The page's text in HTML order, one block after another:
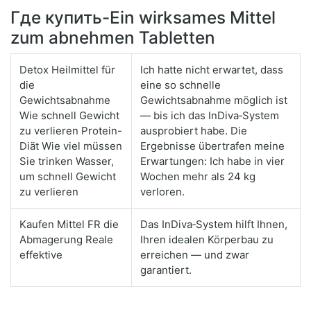
Где купить-Ein wirksames Mittel
zum abnehmen Tabletten
Detox Heilmittel für
die
Gewichtsabnahme
Wie schnell Gewicht
zu verlieren Protein-
Diät Wie viel müssen
Sie trinken Wasser,
um schnell Gewicht
zu verlieren
Ich hatte nicht erwartet, dass
eine so schnelle
Gewichtsabnahme möglich ist
— bis ich das InDiva‑System
ausprobiert habe. Die
Ergebnisse übertrafen meine
Erwartungen: Ich habe in vier
Wochen mehr als 24 kg
verloren.
Kaufen Mittel FR die
Abmagerung Reale
effektive
Das InDiva‑System hilft Ihnen,
Ihren idealen Körperbau zu
erreichen — und zwar
garantiert.